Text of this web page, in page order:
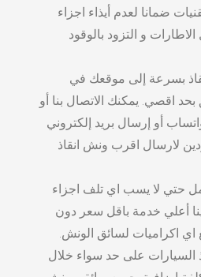
ضمانا لعدم أيذاء اجزاء
و التزود بالوقود
بسرعة إلى موقعك في
خلال 10 دقائق بحد اقصي. يمكنك الاتصال بنا أو
أو إرسال بريد إلكتروني
لارسال اقرب ونش انقاذ
حتي لا يسب اي تلف اجزاء
أعلي خدمة باقل سعر دون
اكراميات لسائق الونش.
السيارات على حد سواء خلال